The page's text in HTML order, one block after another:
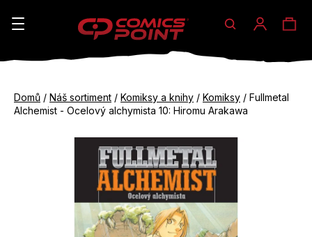
Hledat
Domů / Náš sortiment / Komiksy a knihy / Komiksy / Fullmetal
Alchemist - Ocelový alchymista 10: Hiromu Arakawa
K
do
do